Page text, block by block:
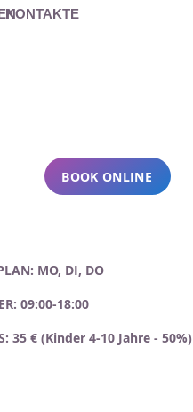
KONTAKTE
BOOK ONLINE
MO, DI, DO
09:00-18:00
35 € (Kinder 4-10 Jahre - 50%)